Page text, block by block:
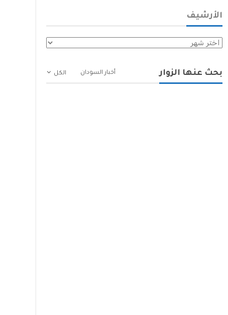
الأرشيف
الأرشيف
الكل بحث عنها الزوار أخبار السودان